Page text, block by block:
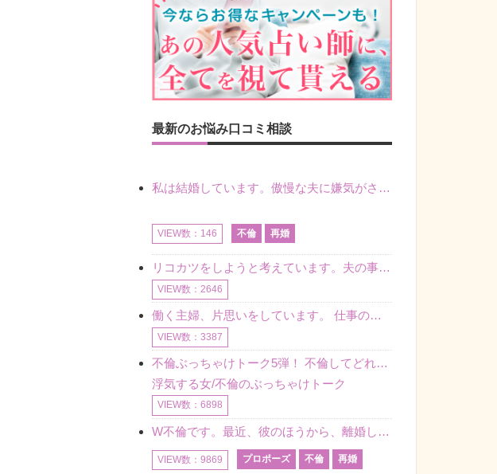
最新のお悩み口コミ相談
私は結婚しています。傲慢な夫に嫌気がさし離婚を考えていたときに、彼と出会いました。彼には恋人がいましたが、話をするうちに、夫とのことを相談するようにな
VIEW数：146 不倫 再婚
リコカツをしようと考えています。夫の事からの愛情を全く感じません。子供がいるので、子供が成長するまではと我慢しています。 まず、お金が必要だと考え、仕事の量も増やしました。ところが、夫は働かず、結局は
VIEW数：2646
働く主婦、片思いをしています。 仕事の相談をしていくうちに、彼のことを好きになりました。私には夫も子供もいます。不倫をしているわけでもなく、もちろん、この気持ちは誰にも話していません。 ラインをする関
VIEW数：3387
不倫ぶっちゃけトーク5弾！ 不倫してどれくらい？ 不倫のあれこれを、なんでもどうぞ♪♪
浮気する女/不倫のぶっちゃけトーク
VIEW数：6898
W不倫です。最近、彼のほうから、離婚して再婚しよう、と言ってきました。ハッキリいうと、そこまでは考えていませんでした。彼を好きな気持ちはあるし、彼なしの生活は考えられません。だけど、離婚して再婚すると
VIEW数：9869 プロポーズ 不倫 再婚